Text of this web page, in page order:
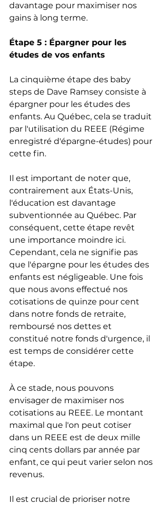
davantage pour maximiser nos
gains à long terme.
Étape 5 : Épargner pour les
études de vos enfants
La cinquième étape des baby
steps de Dave Ramsey consiste à
épargner pour les études des
enfants. Au Québec, cela se traduit
par l'utilisation du REEE (Régime
enregistré d'épargne-études) pour
cette fin.
Il est important de noter que,
contrairement aux États-Unis,
l'éducation est davantage
subventionnée au Québec. Par
conséquent, cette étape revêt
une importance moindre ici.
Cependant, cela ne signifie pas
que l'épargne pour les études des
enfants est négligeable. Une fois
que nous avons effectué nos
cotisations de quinze pour cent
dans notre fonds de retraite,
remboursé nos dettes et
constitué notre fonds d'urgence, il
est temps de considérer cette
étape.
À ce stade, nous pouvons
envisager de maximiser nos
cotisations au REEE. Le montant
maximal que l'on peut cotiser
dans un REEE est de deux mille
cinq cents dollars par année par
enfant, ce qui peut varier selon nos
revenus.
Il est crucial de prioriser notre